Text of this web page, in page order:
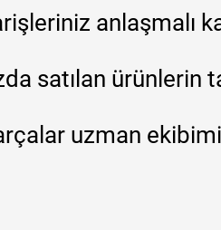
anlaşmalı
satılan ürünlerin
uzman